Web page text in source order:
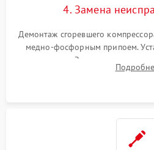
4. Замена
Демонтаж сгоревшего
медно-фосфорным припоем.
осушителя. Замена
сломанных заслонок или